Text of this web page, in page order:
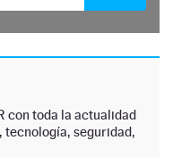
con toda la actualidad
tecnología, seguridad,